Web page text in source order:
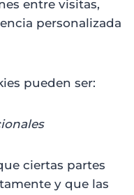
entre visitas,
personalizada
pueden ser:
ciertas partes
y que las